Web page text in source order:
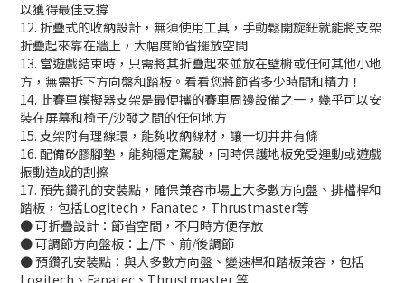
以獲得最佳支撐
12. 折疊式的收納設計，無須使用工具，手動鬆開旋鈕就能將支架
折疊起來靠在牆上，大幅度節省擺放空間
13. 當遊戲結束時，只需將其折疊起來並放在壁櫥或任何其他小地
方，無需拆下方向盤和踏板。看看您將節省多少時間和精力！
14. 此賽車模擬器支架是最便攜的賽車周邊設備之一，幾乎可以安
裝在屏幕和椅子/沙發之間的任何地方
15. 支架附有理線環，能夠收納線材，讓一切井井有條
16. 配備矽膠腳墊，能夠穩定駕駛，同時保護地板免受運動或遊戲
振動造成的刮擦
17. 預先鑽孔的安裝點，確保兼容市場上大多數方向盤、排檔桿和
踏板，包括Logitech，Fanatec，Thrustmaster等
● 可折疊設計：節省空間，不用時方便存放
● 可調節方向盤板：上/下、前/後調節
● 預鑽孔安裝點：與大多數方向盤、變速桿和踏板兼容，包括